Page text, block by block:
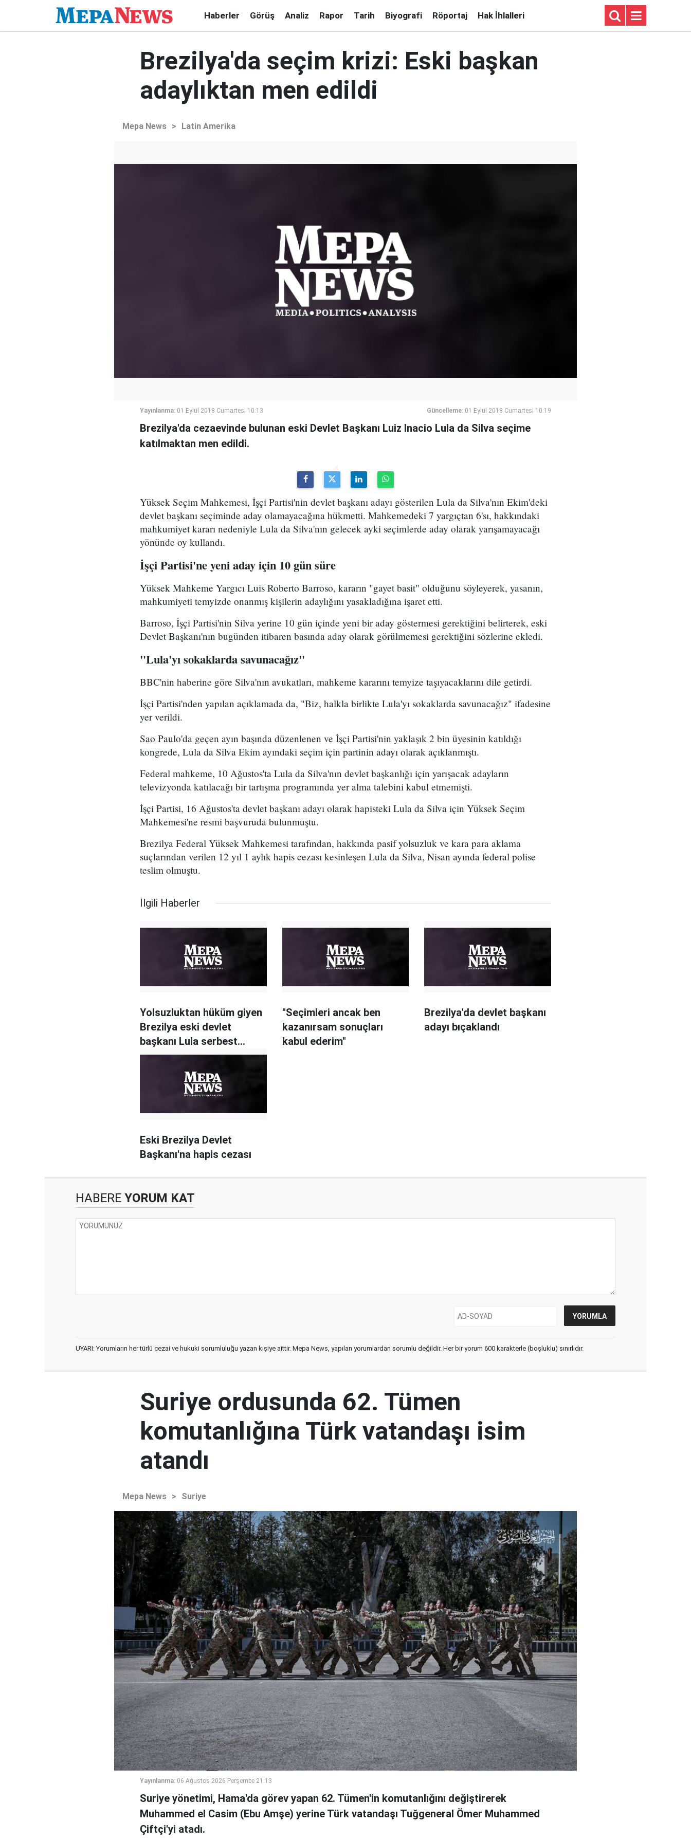
Haberler Görüş Analiz Rapor Tarih Biyografi Röportaj Hak İhlalleri
Brezilya'da seçim krizi: Eski başkan
adaylıktan men edildi
Mepa News > Latin Amerika
Yayınlanma: 01 Eylül 2018 Cumartesi 10:13 Güncelleme: 01 Eylül 2018 Cumartesi 10:19
Brezilya'da cezaevinde bulunan eski Devlet Başkanı Luiz Inacio Lula da Silva seçime
katılmaktan men edildi.
Yüksek Seçim Mahkemesi, İşçi Partisi'nin devlet başkanı adayı gösterilen Lula da Silva'nın Ekim'deki
devlet başkanı seçiminde aday olamayacağına hükmetti. Mahkemedeki 7 yargıçtan 6'sı, hakkındaki
mahkumiyet kararı nedeniyle Lula da Silva'nın gelecek ayki seçimlerde aday olarak yarışamayacağı
yönünde oy kullandı.
İşçi Partisi'ne yeni aday için 10 gün süre
Yüksek Mahkeme Yargıcı Luis Roberto Barroso, kararın "gayet basit" olduğunu söyleyerek, yasanın,
mahkumiyeti temyizde onanmış kişilerin adaylığını yasakladığına işaret etti.
Barroso, İşçi Partisi'nin Silva yerine 10 gün içinde yeni bir aday göstermesi gerektiğini belirterek, eski
Devlet Başkanı'nın bugünden itibaren basında aday olarak görülmemesi gerektiğini sözlerine ekledi.
"Lula'yı sokaklarda savunacağız"
BBC'nin haberine göre Silva'nın avukatları, mahkeme kararını temyize taşıyacaklarını dile getirdi.
İşçi Partisi'nden yapılan açıklamada da, "Biz, halkla birlikte Lula'yı sokaklarda savunacağız" ifadesine
yer verildi.
Sao Paulo'da geçen ayın başında düzenlenen ve İşçi Partisi'nin yaklaşık 2 bin üyesinin katıldığı
kongrede, Lula da Silva Ekim ayındaki seçim için partinin adayı olarak açıklanmıştı.
Federal mahkeme, 10 Ağustos'ta Lula da Silva'nın devlet başkanlığı için yarışacak adayların
televizyonda katılacağı bir tartışma programında yer alma talebini kabul etmemişti.
İşçi Partisi, 16 Ağustos'ta devlet başkanı adayı olarak hapisteki Lula da Silva için Yüksek Seçim
Mahkemesi'ne resmi başvuruda bulunmuştu.
Brezilya Federal Yüksek Mahkemesi tarafından, hakkında pasif yolsuzluk ve kara para aklama
suçlarından verilen 12 yıl 1 aylık hapis cezası kesinleşen Lula da Silva, Nisan ayında federal polise
teslim olmuştu.
İlgili Haberler
Yolsuzluktan hüküm giyen
Brezilya eski devlet
başkanı Lula serbest
bırakıldı
"Seçimleri ancak ben
kazanırsam sonuçları
kabul ederim"
Brezilya'da devlet başkanı
adayı bıçaklandı
Eski Brezilya Devlet
Başkanı'na hapis cezası
HABERE YORUM KAT
UYARI: Yorumların her türlü cezai ve hukuki sorumluluğu yazan kişiye aittir. Mepa News, yapılan yorumlardan sorumlu değildir. Her bir yorum 600 karakterle (boşluklu) sınırlıdır.
Suriye ordusunda 62. Tümen
komutanlığına Türk vatandaşı isim
atandı
Mepa News > Suriye
Yayınlanma: 06 Ağustos 2026 Perşembe 21:13
Suriye yönetimi, Hama'da görev yapan 62. Tümen'in komutanlığını değiştirerek
Muhammed el Casim (Ebu Amşe) yerine Türk vatandaşı Tuğgeneral Ömer Muhammed
Çiftçi'yi atadı.